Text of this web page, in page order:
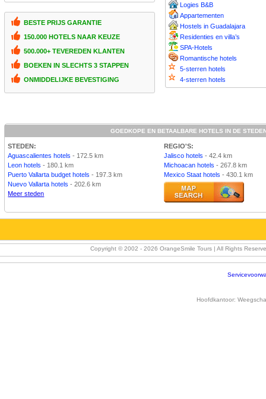
BESTE PRIJS GARANTIE
150.000 HOTELS NAAR KEUZE
500.000+ TEVEREDEN KLANTEN
BOEKEN IN SLECHTS 3 STAPPEN
ONMIDDELIJKE BEVESTIGING
Logies B&B
Appartementen
Hostels in Guadalajara
Residenties en villa’s
SPA-Hotels
Romantische hotels
5-sterren hotels
4-sterren hotels
GOEDKOPE EN BETAALBARE HOTELS IN DE
STEDEN:
Aguascalientes hotels - 172.5 km
Leon hotels - 180.1 km
Puerto Vallarta budget hotels - 197.3 km
Nuevo Vallarta hotels - 202.6 km
Meer steden
REGIO'S:
Jalisco hotels - 42.4 km
Michoacan hotels - 267.8 km
Mexico Staat hotels - 430.1 km
Copyright © 2002 - 2026 OrangeSmile Tours | All Rights
Hoofdkantoor: